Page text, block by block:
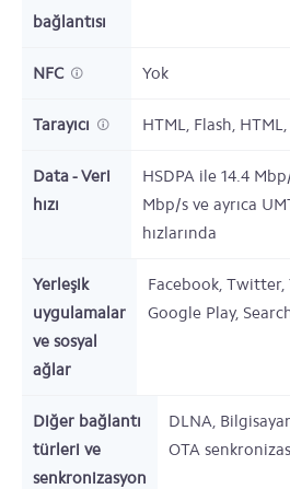
bağlantısı
NFC Yok
Tarayıcı HTML, Flash,
Data - Veri
hızı
HSDPA ile 14.4
Mbp/s ve ayrıca
hızlarında
Yerleşik
uygulamalar
ve sosyal
ağlar
Facebook, Twitter,
Google Play,
Diğer bağlantı
türleri ve
senkronizasyon
DLNA,
OTA